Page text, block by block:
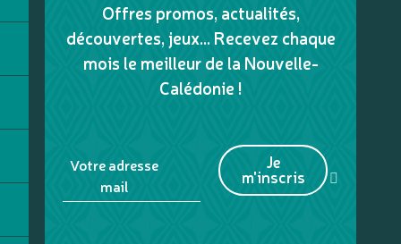
Offres promos, actualités,
découvertes, jeux... Recevez chaque
mois le meilleur de la Nouvelle-
Calédonie !
Votre adresse
mail
Je
m'inscris